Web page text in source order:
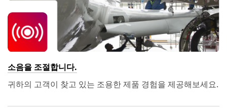
소음을 조절합니다.
귀하의 고객이 찾고 있는 조용한 제품 경험을 제공해보세요.